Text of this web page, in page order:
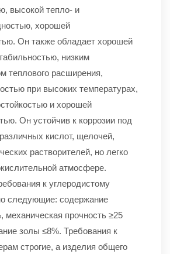
высокой тепло- и
хорошей
Он также обладает хорошей
низким
теплового расширения,
при высоких температурах,
и хорошей
Он устойчив к коррозии под
кислот, щелочей,
растворителей, но легко
атмосфере.
к углеродистому
следующие: содержание
механическая прочность ≥25
золы ≤8%. Требования к
строгие, а изделия общего